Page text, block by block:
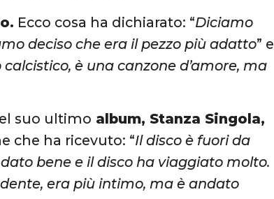
Ecco cosa ha dichiarato: “Diciamo
deciso che era il pezzo più adatto” e
è una canzone d’amore, ma
suo ultimo album, Stanza Singola,
che ha ricevuto: “Il disco è fuori da
bene e il disco ha viaggiato molto.
era più intimo, ma è andato